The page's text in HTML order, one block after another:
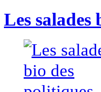
Les salades